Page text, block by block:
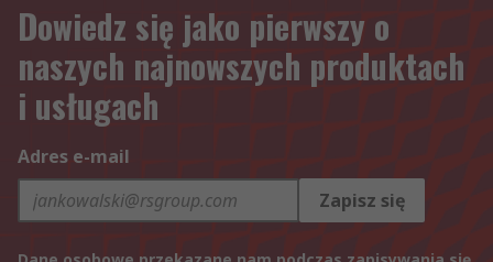
Dowiedz się jako pierwszy o
naszych najnowszych produktach
i usługach
Adres e-mail
Zapisz się